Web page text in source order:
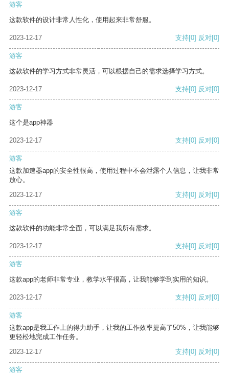
游客
这款软件的设计非常人性化，使用起来非常舒服。
2023-12-17 支持[0] 反对[0]
游客
这款软件的学习方式非常灵活，可以根据自己的需求选择学习方式。
2023-12-17 支持[0] 反对[0]
游客
这个是app神器
2023-12-17 支持[0] 反对[0]
游客
这款加速器app的安全性很高，使用过程中不会泄露个人信息，让我非常
放心。
2023-12-17
支持[0] 反对[0]
游客
这款软件的功能非常全面，可以满足我所有需求。
2023-12-17 支持[0] 反对[0]
游客
这款app的老师非常专业，教学水平很高，让我能够学到实用的知识。
2023-12-17 支持[0] 反对[0]
游客
这款app是我工作上的得力助手，让我的工作效率提高了50%，让我能够
更轻松地完成工作任务。
2023-12-17
支持[0] 反对[0]
游客